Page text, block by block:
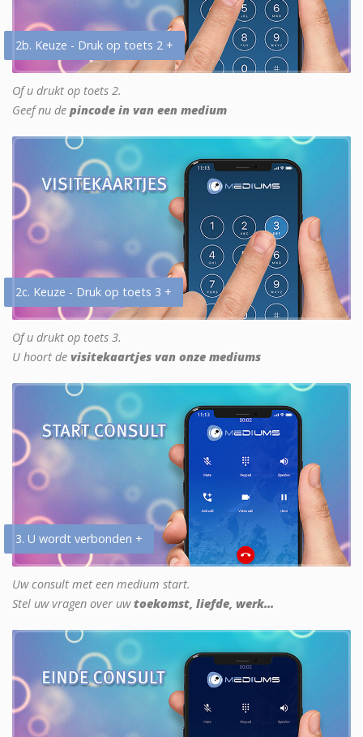
2b. Keuze - Druk op toets 2 +
Of u drukt op toets 2.
Geef nu de pincode in van een medium
2c. Keuze - Druk op toets 3 +
Of u drukt op toets 3.
U hoort de visitekaartjes van onze mediums
3. U wordt verbonden +
Uw consult met een medium start.
Stel uw vragen over uwtoekomst, liefde, werk...